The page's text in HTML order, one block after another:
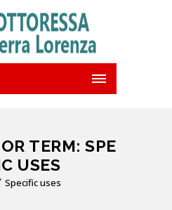
TERM: SPE
USES
Specific uses